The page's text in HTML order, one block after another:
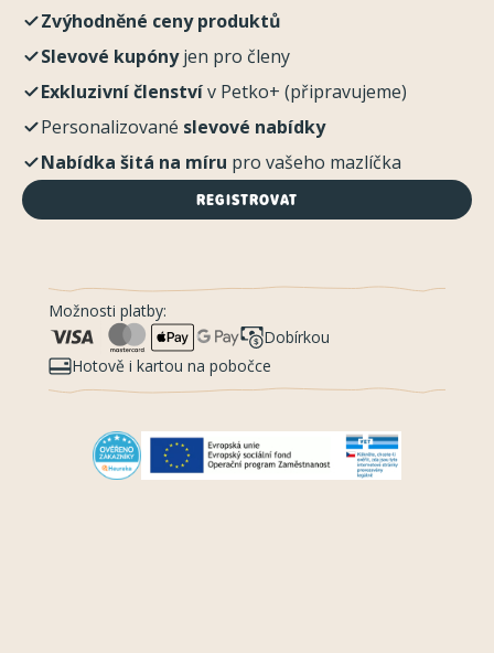
Zvýhodněné ceny produktů
Slevové kupónyjen pro členy
Exkluzivní členstvív Petko+ (připravujeme)
Personalizované slevové nabídky
Nabídka šitá na míru pro vašeho mazlíčka
REGISTROVAT
Možnosti platby:
Dobírkou
Hotově i kartou na pobočce